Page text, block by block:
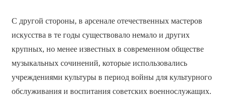
С другой стороны, в арсенале отечественных мастеров
искусства в те годы существовало немало и других
крупных, но менее известных в современном обществе
музыкальных сочинений, которые использовались
учреждениями культуры в период войны для культурного
обслуживания и воспитания советских военнослужащих.